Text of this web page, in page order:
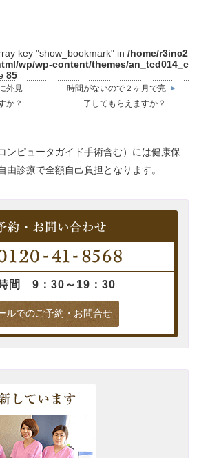
key "show_bookmark" in /home/r3inc2
wp/wp-content/themes/an_tcd014_c
85
外見
か？
時間がないので２ヶ月で完
了してもらえますか？
ンピュータガイド手術含む）には健康保
由診療で全額自己負担となります。
間 9：30～19：30
ルでのご予約・お問合せ